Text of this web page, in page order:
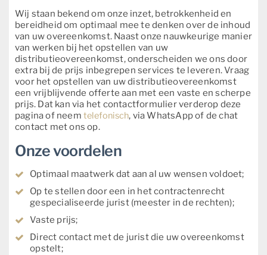
Wij staan bekend om onze inzet, betrokkenheid en
bereidheid om optimaal mee te denken over de inhoud
van uw overeenkomst. Naast onze nauwkeurige manier
van werken bij het opstellen van uw
distributieovereenkomst, onderscheiden we ons door
extra bij de prijs inbegrepen services te leveren. Vraag
voor het opstellen van uw distributieovereenkomst
een vrijblijvende offerte aan met een vaste en scherpe
prijs. Dat kan via het contactformulier verderop deze
pagina of neem telefonisch, via WhatsApp of de chat
contact met ons op.
Onze voordelen
Optimaal maatwerk dat aan al uw wensen voldoet;
Op te stellen door een in het contractenrecht
gespecialiseerde jurist (meester in de rechten);
Vaste prijs;
Direct contact met de jurist die uw overeenkomst
opstelt;